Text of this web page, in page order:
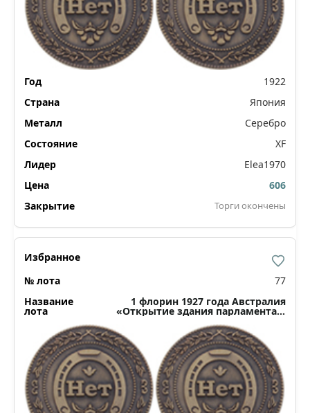
1922
Япония
Серебро
XF
Elea1970
606
Торги окончены
77
1 флорин 1927 года Австралия
«Открытие здания парламента в